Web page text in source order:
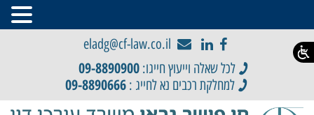
eladg@cf-law.co.il
לכל שאלה וייעוץ חייגו: 09-8890900
למחלקת רכבים נא לחייג : 09-8890666